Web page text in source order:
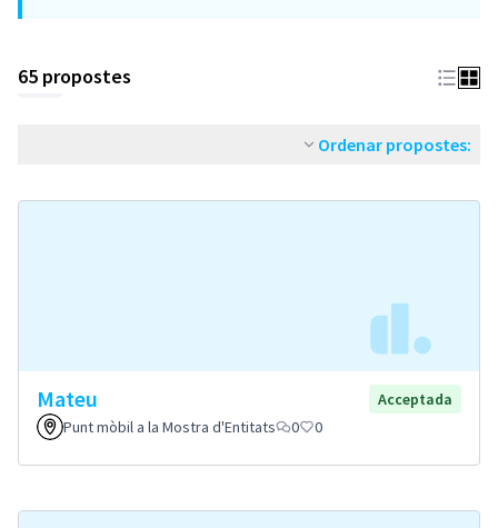
65 propostes
Ordenar propostes:
Mateu
Acceptada
Punt mòbil a la Mostra d'Entitats
0 0